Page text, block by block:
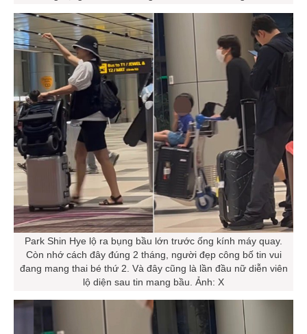
Park Shin Hye lộ ra bụng bầu lớn trước ống kính máy quay.
Còn nhớ cách đây đúng 2 tháng, người đẹp công bố tin vui
đang mang thai bé thứ 2. Và đây cũng là lần đầu nữ diễn viên
lộ diện sau tin mang bầu. Ảnh: X